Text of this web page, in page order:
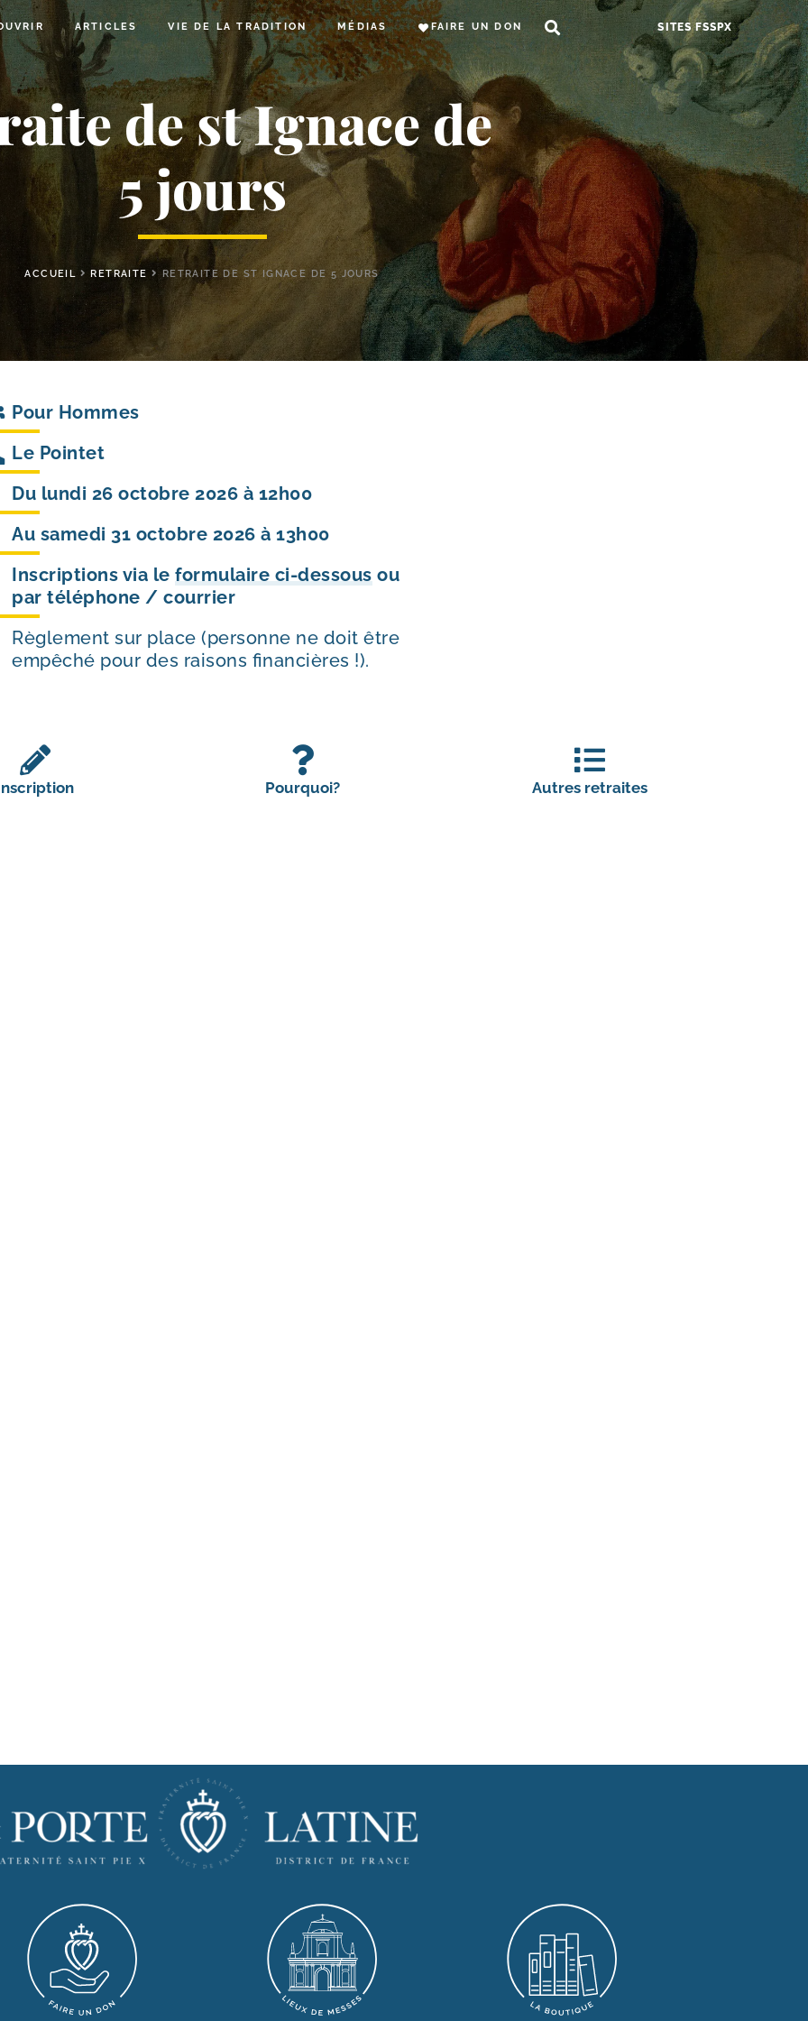
ARTICLES VIE DE LA TRADITION MÉDIAS FAIRE UN DON SITES FSSPX
de st Ignace de
5 jours
ACCUEIL RETRAITE RETRAITE DE ST IGNACE DE 5 JOURS
Pour Hommes
Le Pointet
Du lundi 26 octobre 2026 à 12h00
Au samedi 31 octobre 2026 à 13h00
Inscriptions via le formulaire ci-dessous ou
par téléphone / courrier
Règlement sur place (personne ne doit être
empêché pour des raisons financières !).
Pourquoi? Autres retraites